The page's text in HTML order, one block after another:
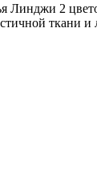
Линджи 2
ткани и